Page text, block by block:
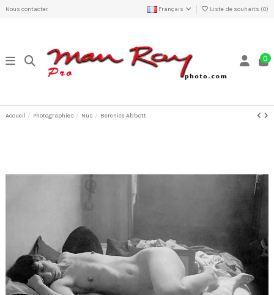
Nous contacter Français Liste de souhaits (0)
0
Accueil Photographies Nus Berenice Abbott